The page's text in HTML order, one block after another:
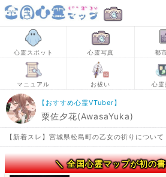
心霊スポット 心霊写真 都
マニュアル お祓い 心霊
【おすすめ心霊VTuber】
粟佐夕花(AwasaYuka)
【新着スレ】宮城県松島町の乙女の祈りについて
＼ 全国心霊マップが初の